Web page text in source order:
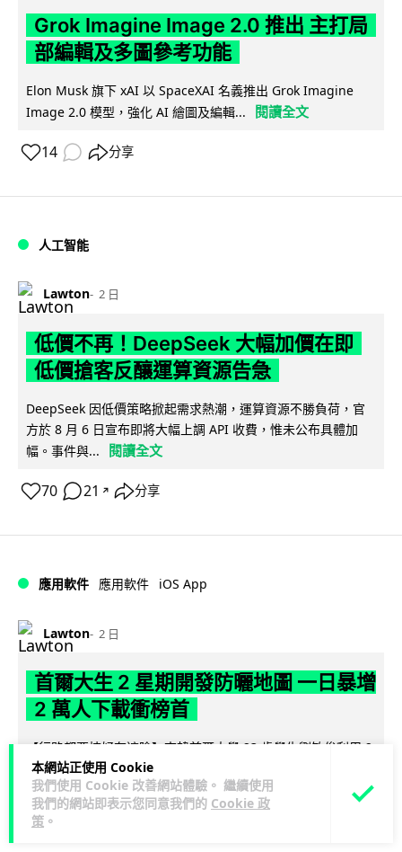
本網站正使用 Cookie
我們使用 Cookie 改善網站體驗。 繼續使用
我們的網站即表示您同意我們的 Cookie 政
策 。
Grok Imagine Image 2.0 推出 主打局
部編輯及多圖參考功能
Elon Musk 旗下 xAI 以 SpaceXAI 名義推出 Grok Imagine
Image 2.0 模型，強化 AI 繪圖及編輯...
閱讀全文
14 分享
人工智能
Lawton 2 日
低價不再！DeepSeek 大幅加價在即
低價搶客反釀運算資源告急
DeepSeek 因低價策略掀起需求熱潮，運算資源不勝負荷，官
方於 8 月 6 日宣布即將大幅上調 API 收費，惟未公布具體加
幅。事件與...
閱讀全文
70 21 ↗ 分享
應用軟件 應用軟件 iOS App
Lawton 2 日
首爾大生 2 星期開發防曬地圖 一日暴增
2 萬人下載衝榜首
【行路都要揀好有遮陰】南韓首爾大學 23 歲學生劉敏俊利用 2
星期開發防曬導航 App「走向陰涼處」，結合建築物高度、太
陽仰角及行道樹陰影... 閱讀全文
101